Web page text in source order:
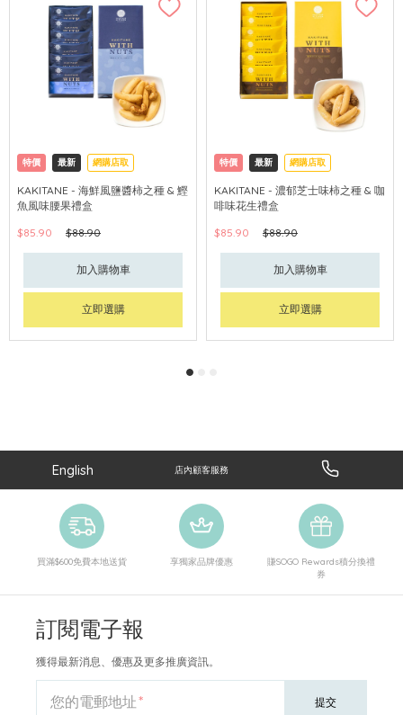
特價 最新 網購店取
KAKITANE - 海鮮風鹽醬柿之種 & 鰹
魚風味腰果禮盒
$85.90
$88.90
加入購物車
立即選購
特價 最新 網購店取
KAKITANE - 濃郁芝士味柿之種 & 咖
啡味花生禮盒
$85.90
$88.90
加入購物車
立即選購
English 店內顧客服務
買滿$600免費本地送貨 享獨家品牌優惠
賺SOGO Rewards積分換禮
券
訂閱電子報
獲得最新消息、優惠及更多推廣資訊。
您的電郵地址 提交